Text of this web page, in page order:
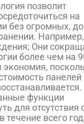
позволит
на
без огромных,
Например,
Они
более чем на
панелей
функции
для отсутствия
течение всего